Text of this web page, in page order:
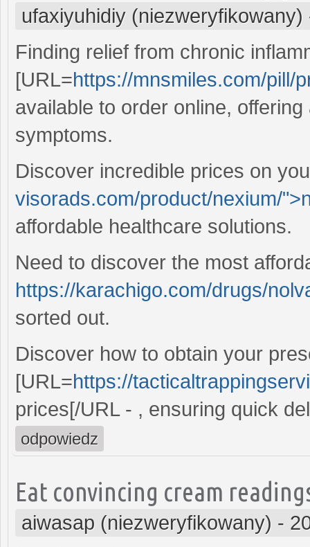
ufaxiyuhidiy (niezweryfikowany)
Finding relief from chronic
[URL=https://mnsmiles.com/pill/
available to order online,
symptoms.
Discover incredible prices on
visorads.com/product/nexium/
affordable healthcare solutions.
Need to discover the most
https://karachigo.com/drugs/
sorted out.
Discover how to obtain your
[URL=https://
prices[/URL - , ensuring quick
odpowiedz
Eat convincing cream
aiwasap (niezweryfikowany) -